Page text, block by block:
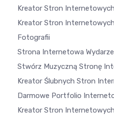
Kreator Stron
Kreator Stron
Fotografii
Strona Internetowa
Stwórz Muzyczną Stronę
Kreator Ślubnych Stron
Darmowe Portfolio
Kreator Stron Internetowych